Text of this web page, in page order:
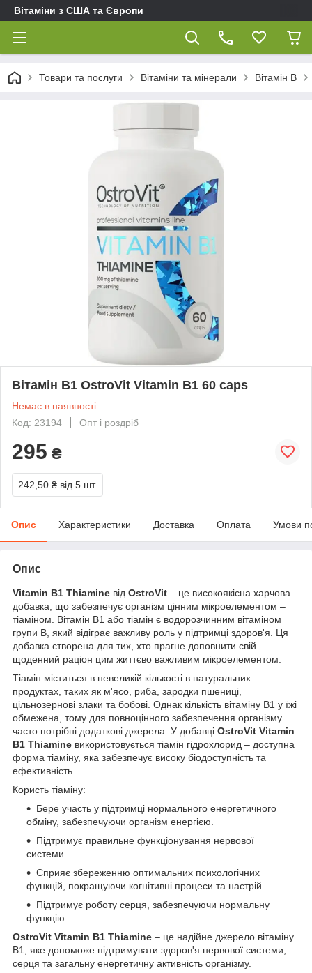
Вітаміни з США та Європи
Товари та послуги Вітаміни та мінерали Вітамін B
Вітамін В1 OstroVit Vitamin B1 60 caps
Немає в наявності
Код: 23194
Опт і роздріб
295 ₴
242,50 ₴ від 5 шт.
Опис Характеристики Доставка Оплата Умови
Опис
Vitamin B1 Thiamine від OstroVit – це високоякісна харчова
добавка, що забезпечує організм цінним мікроелементом –
тіаміном. Вітамін B1 або тіамін є водорозчинним вітаміном
групи B, який відіграє важливу роль у підтримці здоров'я. Ця
добавка створена для тих, хто прагне доповнити свій
щоденний раціон цим життєво важливим мікроелементом.
Тіамін міститься в невеликій кількості в натуральних
продуктах, таких як м'ясо, риба, зародки пшениці,
цільнозернові злаки та бобові. Однак кількість вітаміну B1 у їжі
обмежена, тому для повноцінного забезпечення організму
часто потрібні додаткові джерела. У добавці OstroVit Vitamin
B1 Thiamine використовується тіамін гідрохлорид – доступна
форма тіаміну, яка забезпечує високу біодоступність та
ефективність.
Користь тіаміну:
Бере участь у підтримці нормального енергетичного
обміну, забезпечуючи організм енергією.
Підтримує правильне функціонування нервової
системи.
Сприяє збереженню оптимальних психологічних
функцій, покращуючи когнітивні процеси та настрій.
Підтримує роботу серця, забезпечуючи нормальну
функцію.
OstroVit Vitamin B1 Thiamine – це надійне джерело вітаміну
B1, яке допоможе підтримувати здоров'я нервової системи,
серця та загальну енергетичну активність організму.